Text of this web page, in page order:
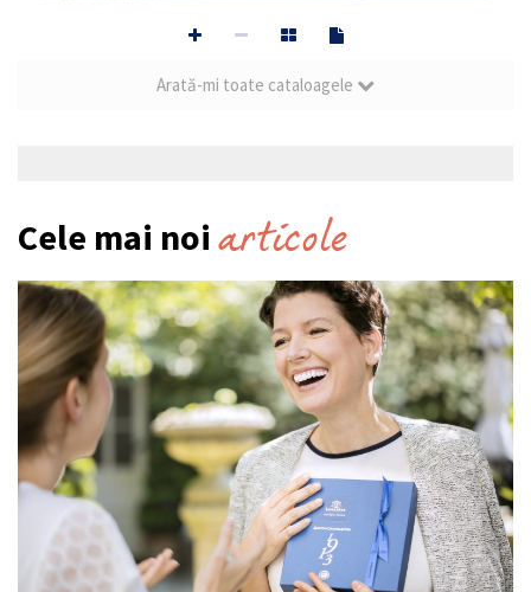
Arată-mi toate cataloagele
Cele mai noi articole